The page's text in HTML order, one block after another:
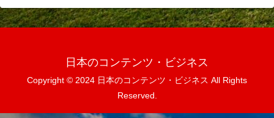
日本のコンテンツ・ビジネス
Copyright © 2024 日本のコンテンツ・ビジネス All Rights
Reserved.